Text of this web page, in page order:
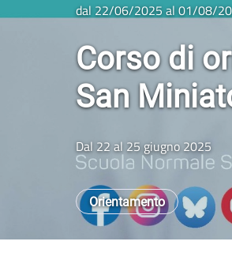
dal 22/06/2025 al 01/08/
Corso di
San
Dal 22 al 25 giugno 2025
Orientamento